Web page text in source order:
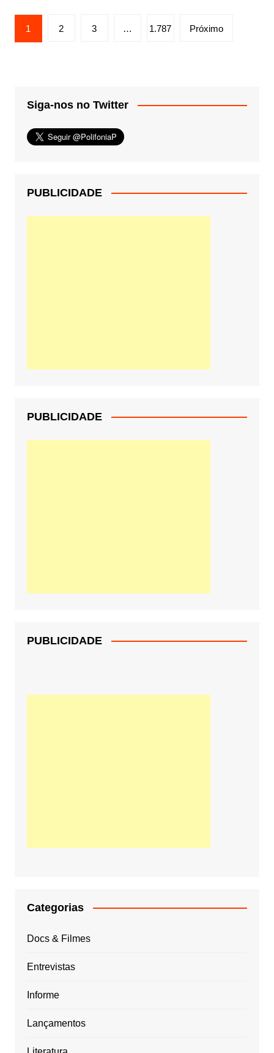
Paginação
de
1 2 3 … 1.787 Próximo
Siga-nos no Twitter
PUBLICIDADE
PUBLICIDADE
PUBLICIDADE
Categorias
Docs & Filmes
Entrevistas
Informe
Lançamentos